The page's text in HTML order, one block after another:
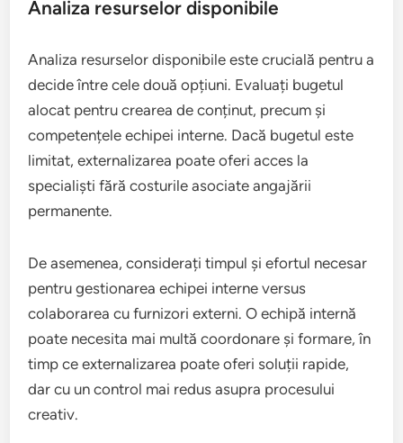
Analiza resurselor disponibile
Analiza resurselor disponibile este crucială pentru a
decide între cele două opțiuni. Evaluați bugetul
alocat pentru crearea de conținut, precum și
competențele echipei interne. Dacă bugetul este
limitat, externalizarea poate oferi acces la
specialiști fără costurile asociate angajării
permanente.
De asemenea, considerați timpul și efortul necesar
pentru gestionarea echipei interne versus
colaborarea cu furnizori externi. O echipă internă
poate necesita mai multă coordonare și formare, în
timp ce externalizarea poate oferi soluții rapide,
dar cu un control mai redus asupra procesului
creativ.